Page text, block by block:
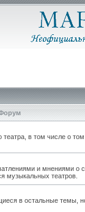
в том числе о
и мнениями о
музыкальных театров.
в остальные темы,